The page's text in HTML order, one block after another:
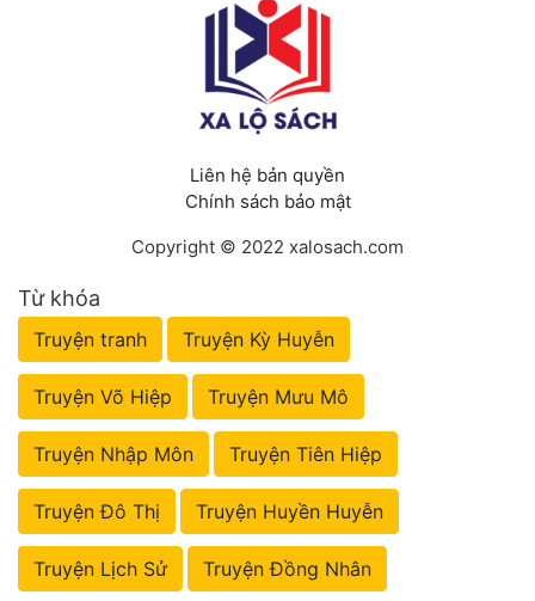
Liên hệ bản quyền
Chính sách bảo mật
Copyright © 2022 xalosach.com
Từ khóa
Truyện tranh Truyện Kỳ Huyễn
Truyện Võ Hiệp Truyện Mưu Mô
Truyện Nhập Môn Truyện Tiên Hiệp
Truyện Đô Thị Truyện Huyền Huyễn
Truyện Lịch Sử Truyện Đồng Nhân